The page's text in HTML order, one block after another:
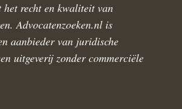
recht en kwaliteit van
Advocatenzoeken.nl is
aanbieder van juridische
uitgeverij zonder commerciële